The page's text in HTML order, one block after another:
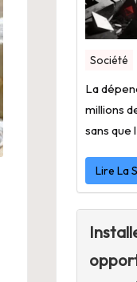
Société
La
millions
sans que
Lire La